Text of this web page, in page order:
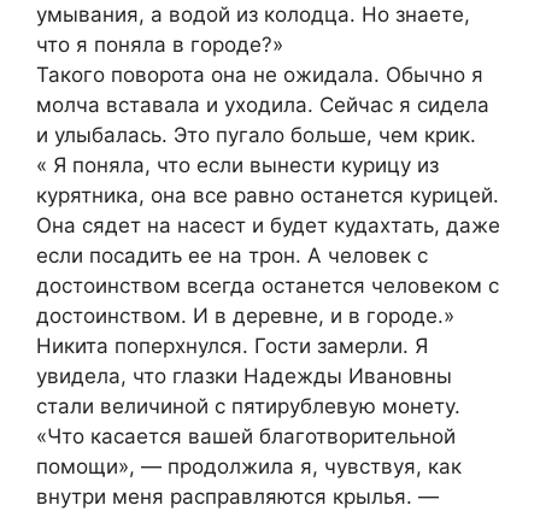
умывания, а водой из колодца. Но знаете,
что я поняла в городе?»
Такого поворота она не ожидала. Обычно я
молча вставала и уходила. Сейчас я сидела
и улыбалась. Это пугало больше, чем крик.
« Я поняла, что если вынести курицу из
курятника, она все равно останется курицей.
Она сядет на насест и будет кудахтать, даже
если посадить ее на трон. А человек с
достоинством всегда останется человеком с
достоинством. И в деревне, и в городе.»
Никита поперхнулся. Гости замерли. Я
увидела, что глазки Надежды Ивановны
стали величиной с пятирублевую монету.
«Что касается вашей благотворительной
помощи», — продолжила я, чувствуя, как
внутри меня расправляются крылья. —